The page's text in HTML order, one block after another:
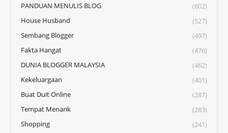
PANDUAN MENULIS BLOG
(602)
House Husband
(527)
Sembang Blogger
(497)
Fakta Hangat
(476)
DUNIA BLOGGER MALAYSIA
(462)
Kekeluargaan
(401)
Buat Duit Online
(287)
Tempat Menarik
(283)
Shopping
(241)